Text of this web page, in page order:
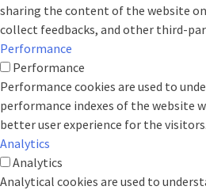
sharing the content of the website
collect feedbacks, and other third-
Performance
Performance
Performance cookies are used to
performance indexes of the website
better user experience for the visitors.
Analytics
Analytics
Analytical cookies are used to